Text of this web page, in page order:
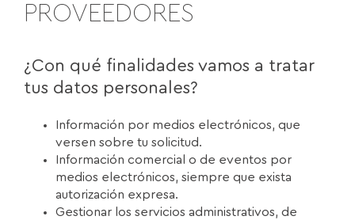
PROVEEDORES
¿Con qué finalidades vamos a tratar
tus datos personales?
Información por medios electrónicos, que
versen sobre tu solicitud.
Información comercial o de eventos por
medios electrónicos, siempre que exista
autorización expresa.
Gestionar los servicios administrativos, de